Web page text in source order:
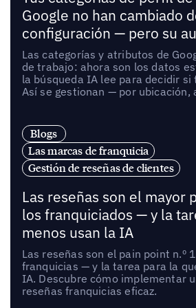
Google no han cambiado
configuración — pero su
Las categorías y atributos de
de trabajo: ahora son los datos
la búsqueda IA lee para decidir si
Así se gestionan — por ubicación,
Blogs
Las marcas de franquicia
Gestión de reseñas de clientes
Las reseñas son el mayor
los franquiciados — y la
menos usan la IA
Las reseñas son el pain point n.º
franquicias — y la tarea para la
IA. Descubre cómo implementar
reseñas franquicias eficaz.